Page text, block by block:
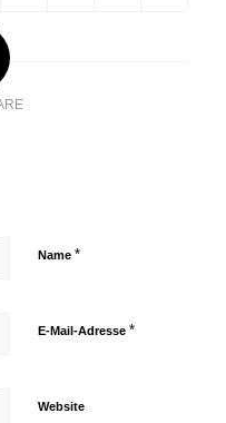
Name *
E-Mail-Adresse *
Website